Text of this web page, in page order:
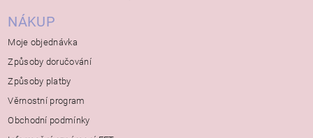
NÁKUP
Moje objednávka
Způsoby doručování
Způsoby platby
Věrnostní program
Obchodní podmínky